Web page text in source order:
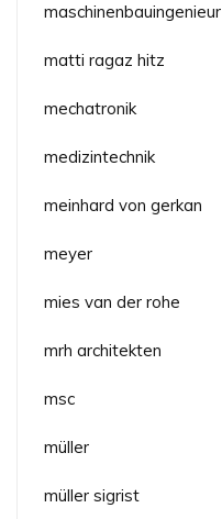
maschinenbauingenieur
matti ragaz hitz
mechatronik
medizintechnik
meinhard von gerkan
meyer
mies van der rohe
mrh architekten
msc
müller
müller sigrist